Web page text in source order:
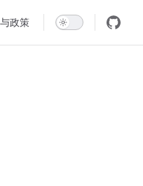
政策